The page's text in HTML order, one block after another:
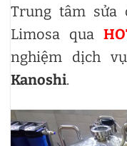
Trung tâm
Limosa qua
nghiệm dịch
Kanoshi.